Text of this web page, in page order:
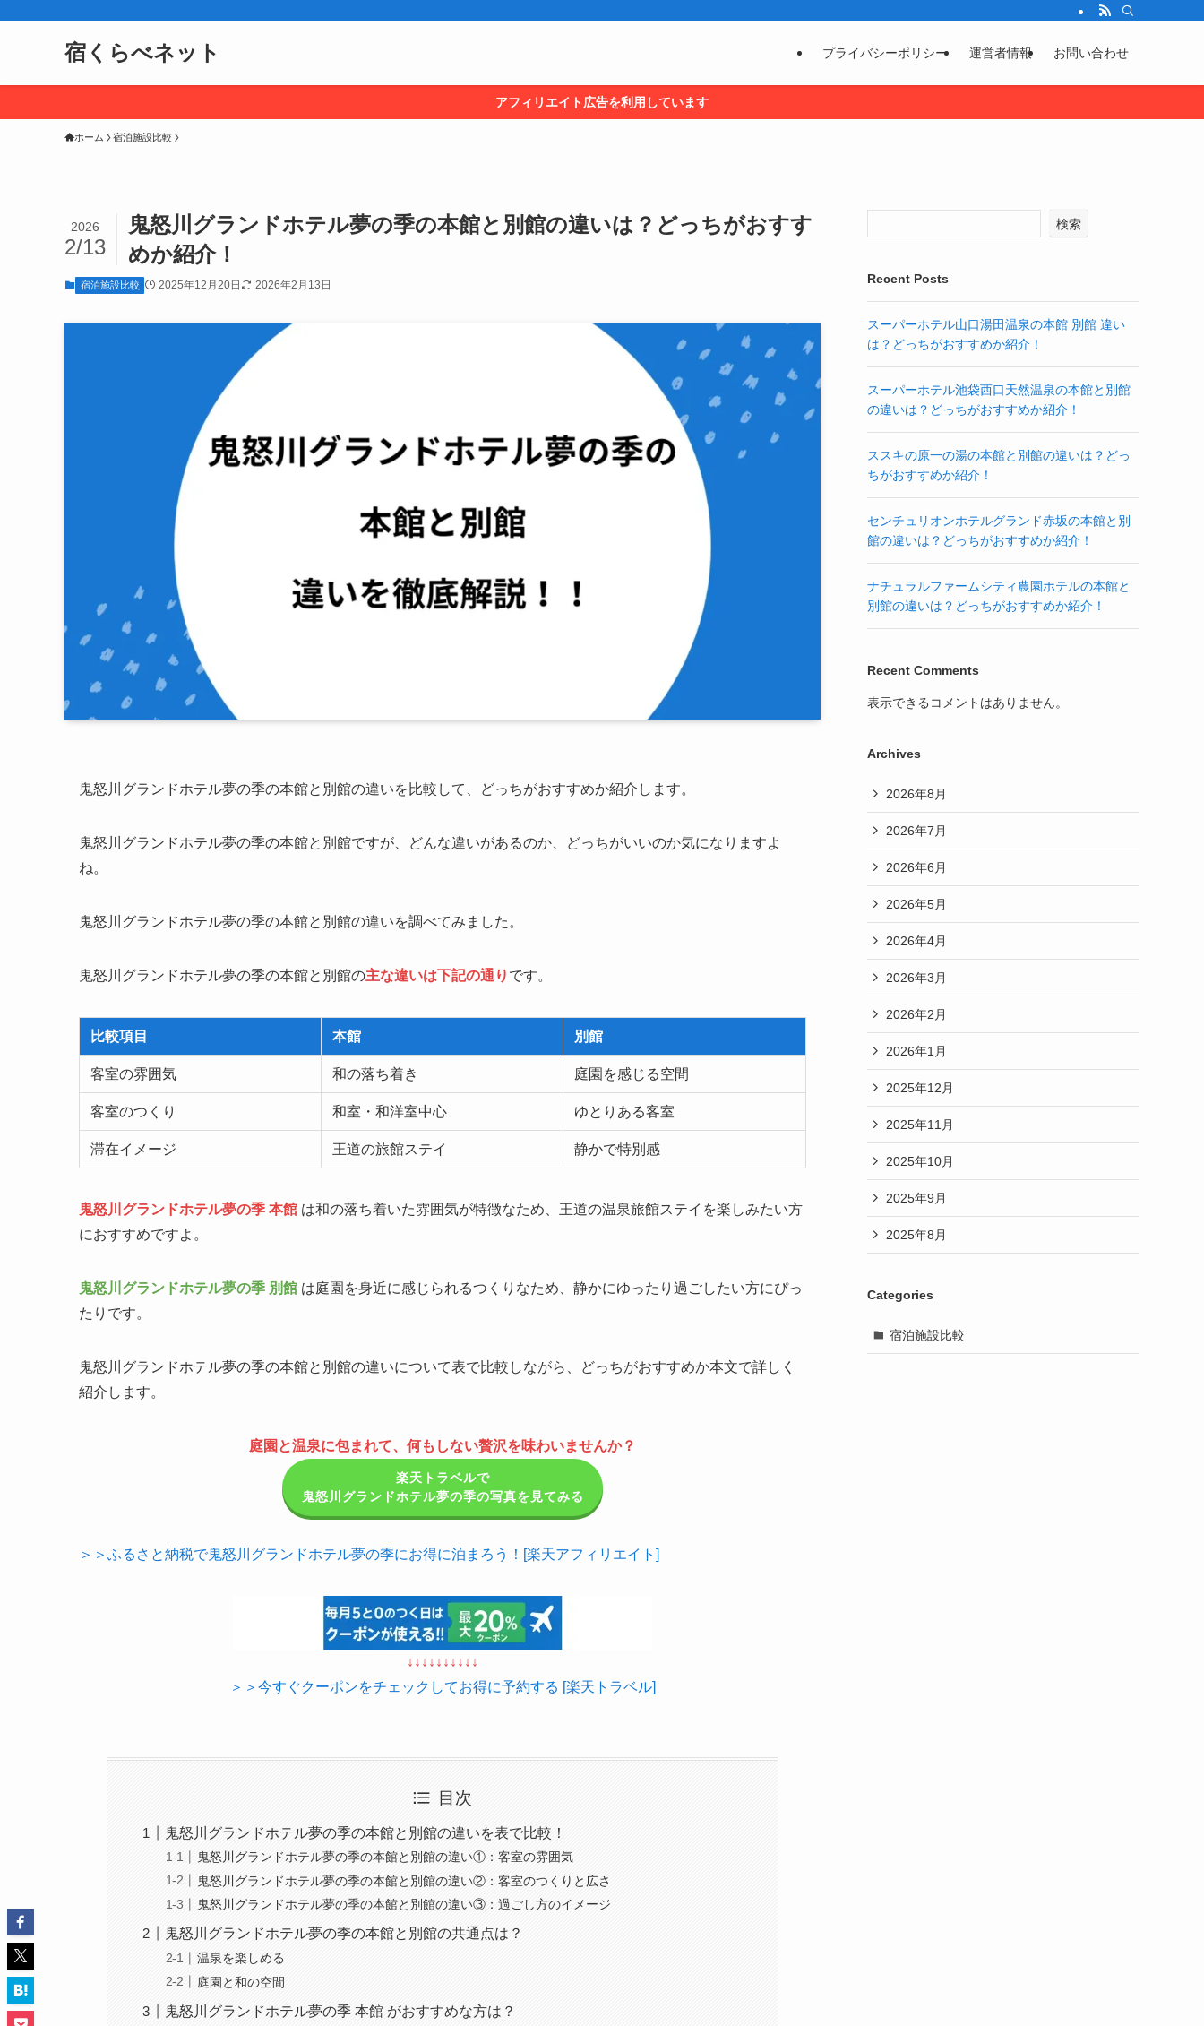
宿くらべネット プライバシーポリシー 運営者情報 お問い合わせ
アフィリエイト広告を利用しています
ホーム 宿泊施設比較
鬼怒川グランドホテル夢の季の本館と別館の違いは？どっちがおすす
めか紹介！
2026
2/13
宿泊施設比較 2025年12月20日 2026年2月13日
鬼怒川グランドホテル夢の季の本館と別館の違いを比較して、どっちがおすすめか紹介します。
鬼怒川グランドホテル夢の季の本館と別館ですが、どんな違いがあるのか、どっちがいいのか気になりますよ
ね。
鬼怒川グランドホテル夢の季の本館と別館の違いを調べてみました。
鬼怒川グランドホテル夢の季の本館と別館の主な違いは下記の通り です。
比較項目 本館 別館
客室の雰囲気 和の落ち着き 庭園を感じる空間
客室のつくり 和室・和洋室中心 ゆとりある客室
滞在イメージ 王道の旅館ステイ 静かで特別感
鬼怒川グランドホテル夢の季 本館 は和の落ち着いた雰囲気が特徴なため、王道の温泉旅館ステイを楽しみたい方
におすすめですよ。
鬼怒川グランドホテル夢の季 別館 は庭園を身近に感じられるつくりなため、静かにゆったり過ごしたい方にぴっ
たりです。
鬼怒川グランドホテル夢の季の本館と別館の違いについて表で比較しながら、どっちがおすすめか本文で詳しく
紹介します。
庭園と温泉に包まれて、何もしない贅沢を味わいませんか？
楽天トラベルで
鬼怒川グランドホテル夢の季の写真を見てみる
＞＞ふるさと納税で鬼怒川グランドホテル夢の季にお得に泊まろう！[楽天アフィリエイト]
↓↓↓↓↓↓↓↓↓↓
＞＞今すぐクーポンをチェックしてお得に予約する [楽天トラベル]
目次
鬼怒川グランドホテル夢の季の本館と別館の違いを表で比較！
鬼怒川グランドホテル夢の季の本館と別館の違い①：客室の雰囲気
鬼怒川グランドホテル夢の季の本館と別館の違い②：客室のつくりと広さ
鬼怒川グランドホテル夢の季の本館と別館の違い③：過ごし方のイメージ
鬼怒川グランドホテル夢の季の本館と別館の共通点は？
温泉を楽しめる
庭園と和の空間
鬼怒川グランドホテル夢の季 本館 がおすすめな方は？
検索
Recent Posts
スーパーホテル山口湯田温泉の本館 別館 違い
は？どっちがおすすめか紹介！
スーパーホテル池袋西口天然温泉の本館と別館
の違いは？どっちがおすすめか紹介！
ススキの原一の湯の本館と別館の違いは？どっ
ちがおすすめか紹介！
センチュリオンホテルグランド赤坂の本館と別
館の違いは？どっちがおすすめか紹介！
ナチュラルファームシティ農園ホテルの本館と
別館の違いは？どっちがおすすめか紹介！
Recent Comments
表示できるコメントはありません。
Archives
2026年8月
2026年7月
2026年6月
2026年5月
2026年4月
2026年3月
2026年2月
2026年1月
2025年12月
2025年11月
2025年10月
2025年9月
2025年8月
Categories
宿泊施設比較